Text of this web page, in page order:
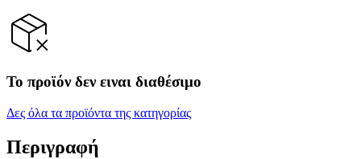
Το προϊόν δεν ειναι διαθέσιμο
Δες όλα τα προϊόντα της κατηγορίας
Περιγραφή